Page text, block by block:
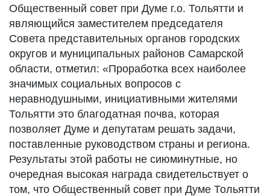
Общественный совет при Думе г.о. Тольятти и
являющийся заместителем председателя
Совета представительных органов городских
округов и муниципальных районов Самарской
области, отметил: «Проработка всех наиболее
значимых социальных вопросов с
неравнодушными, инициативными жителями
Тольятти это благодатная почва, которая
позволяет Думе и депутатам решать задачи,
поставленные руководством страны и региона.
Результаты этой работы не сиюминутные, но
очередная высокая награда свидетельствует о
том, что Общественный совет при Думе Тольятти